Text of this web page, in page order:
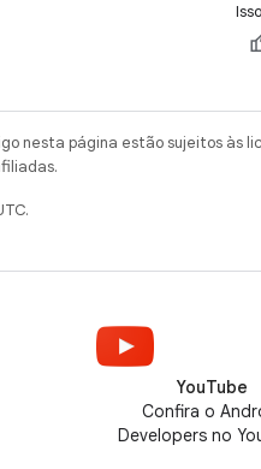
nesta página estão sujeitos às
YouTube
Confira o
Developers no